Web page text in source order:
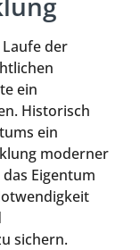
der
ein
Historisch
ein
moderner
Eigentum
sichern.